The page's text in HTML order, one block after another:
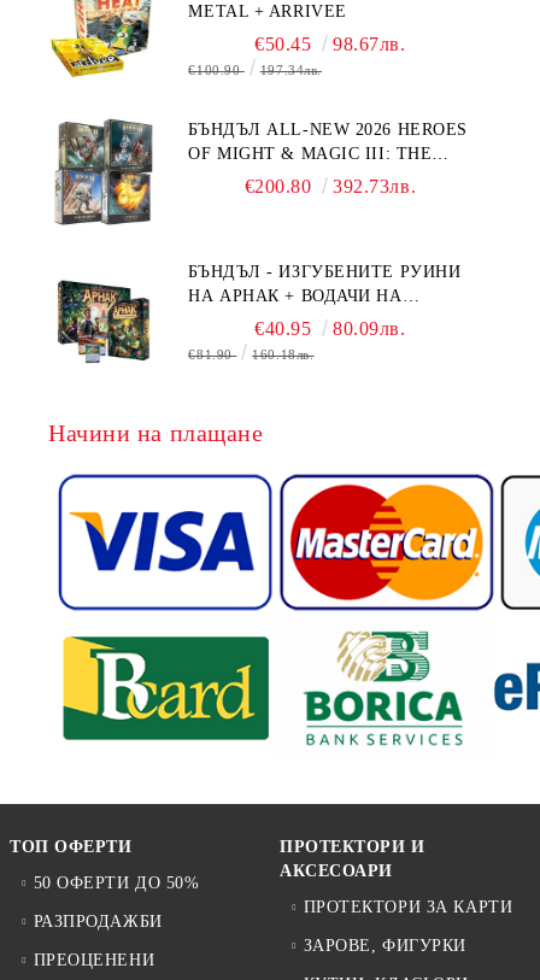
METAL + ARRIVEE
€50.45 98.67лв.
€100.90 197.34лв.
БЪНДЪЛ ALL-NEW 2026 HEROES
OF MIGHT & MAGIC III: THE
BOARD GAME EXPANSIONS -
€200.80 392.73лв.
БЪНДЪЛ - ИЗГУБЕНИТЕ РУИНИ
НА АРНАК + ВОДАЧИ НА
ЕКСПЕДИЦИИ + ПРОМО КАРТИ
БЕЗПЛАТНО
€40.95 80.09лв.
€81.90 160.18лв.
Начини на плащане
ТОП ОФЕРТИ
50 ОФЕРТИ ДО 50%
РАЗПРОДАЖБИ
ПРЕОЦЕНЕНИ
ПРОТЕКТОРИ И
АКСЕСОАРИ
ПРОТЕКТОРИ ЗА КАРТИ
ЗАРОВЕ, ФИГУРКИ